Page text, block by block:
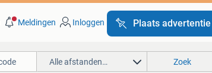
Meldingen Inloggen Plaats advertentie
Alle afstanden… Zoek